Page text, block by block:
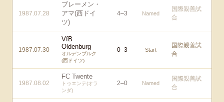
1987.07.28
ブレーメン・
アマ(西ドイ
ツ)
4–3 Named
国際親善試
合
1987.07.30
VfB
Oldenburg
オルデンブルク
(西ドイツ)
0–3 Start
国際親善試
合
1987.08.02
FC Twente
トゥエンテ(オラ
ンダ)
2–0 Named
国際親善試
合